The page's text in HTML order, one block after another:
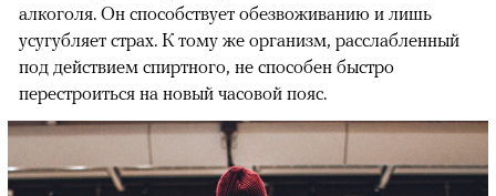
алкоголя. Он способствует обезвоживанию и лишь
усугубляет страх. К тому же организм, расслабленный
под действием спиртного, не способен быстро
перестроиться на новый часовой пояс.